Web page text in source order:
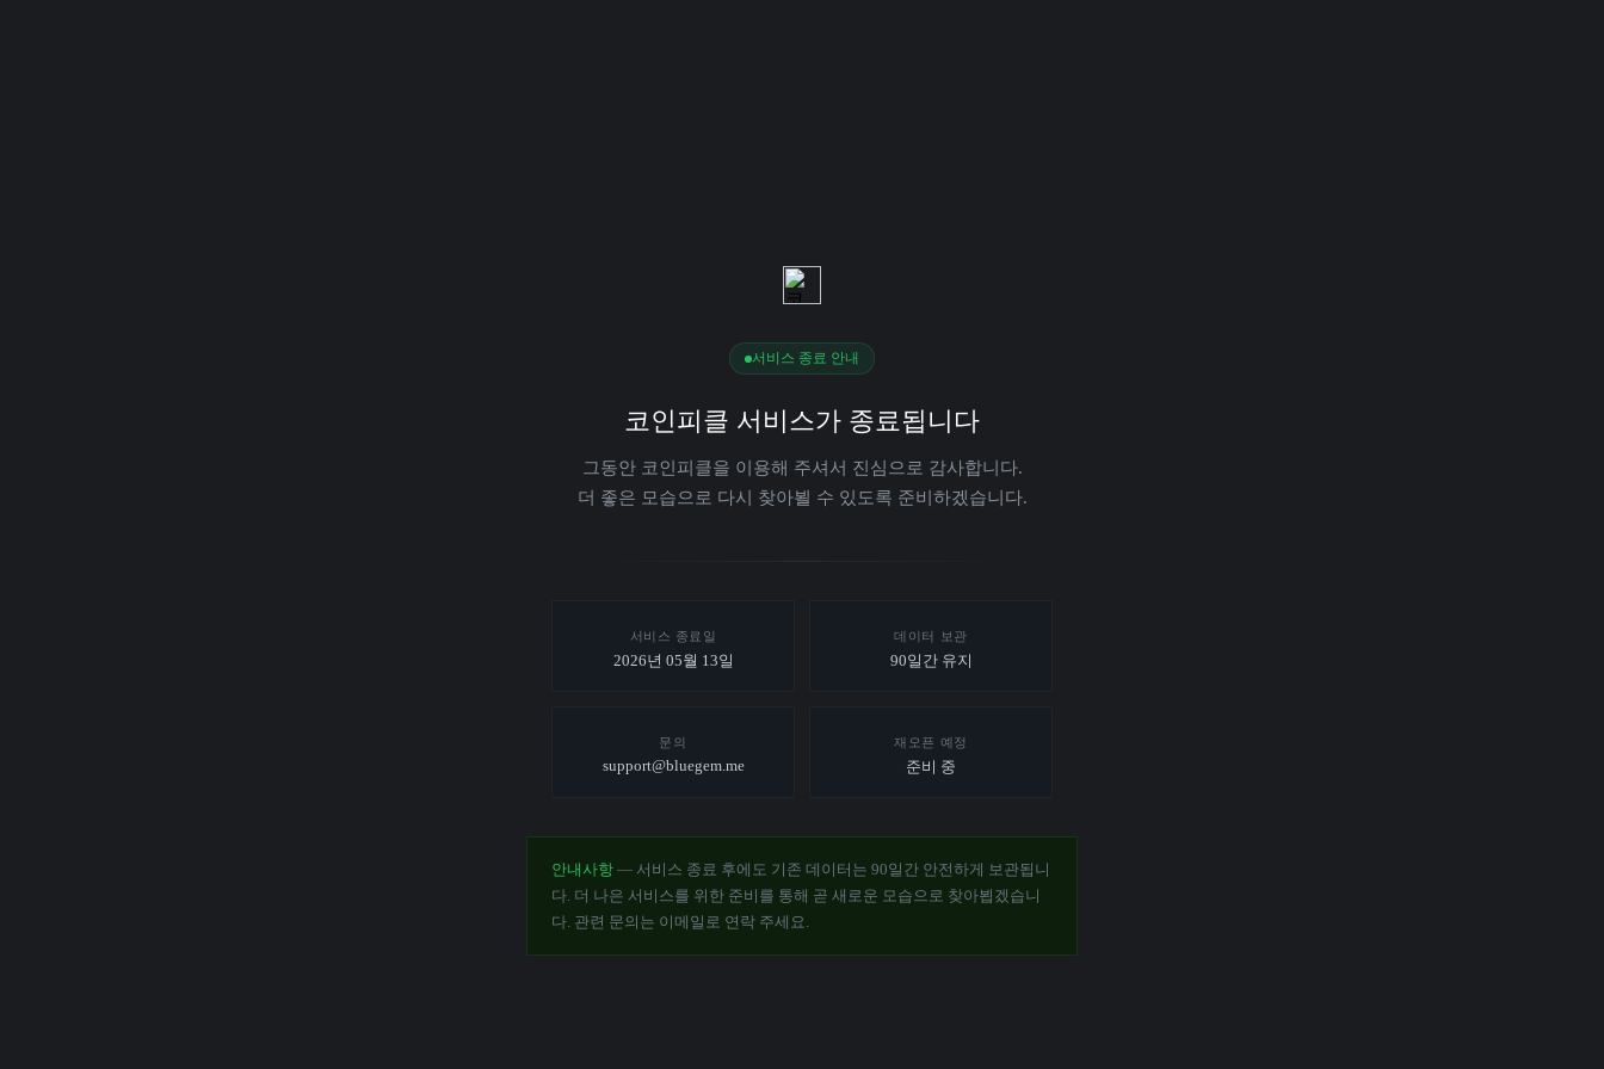
서비스 종료 안내
코인피클 서비스가 종료됩니다
그동안 코인피클을 이용해 주셔서 진심으로 감사합니다.
더 좋은 모습으로 다시 찾아뵐 수 있도록 준비하겠습니다.
서비스 종료일
2026년 05월 13일
데이터 보관
90일간 유지
문의
support@bluegem.me
재오픈 예정
준비 중
안내사항 — 서비스 종료 후에도 기존 데이터는 90일간 안전하게 보관됩니
다. 더 나은 서비스를 위한 준비를 통해 곧 새로운 모습으로 찾아뵙겠습니
다. 관련 문의는 이메일로 연락 주세요.